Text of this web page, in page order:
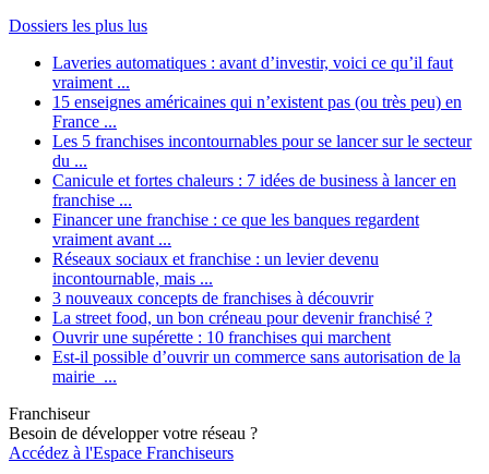
Dossiers les plus lus
Laveries automatiques : avant d’investir, voici ce qu’il faut
vraiment ...
15 enseignes américaines qui n’existent pas (ou très peu) en
France ...
Les 5 franchises incontournables pour se lancer sur le secteur
du ...
Canicule et fortes chaleurs : 7 idées de business à lancer en
franchise ...
Financer une franchise : ce que les banques regardent
vraiment avant ...
Réseaux sociaux et franchise : un levier devenu
incontournable, mais ...
3 nouveaux concepts de franchises à découvrir
La street food, un bon créneau pour devenir franchisé ?
Ouvrir une supérette : 10 franchises qui marchent
Est-il possible d’ouvrir un commerce sans autorisation de la
mairie ...
Franchiseur
Besoin de développer votre réseau ?
Accédez à l'Espace Franchiseurs